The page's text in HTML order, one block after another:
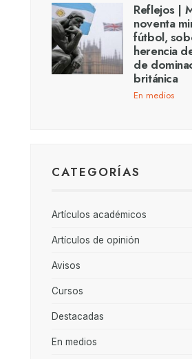
Reflejos |
noventa
fútbol,
herencia
de
británica
En medios
CATEGORÍAS
Artículos académicos
Artículos de opinión
Avisos
Cursos
Destacadas
En medios